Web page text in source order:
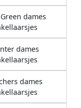
dames
dames
dames